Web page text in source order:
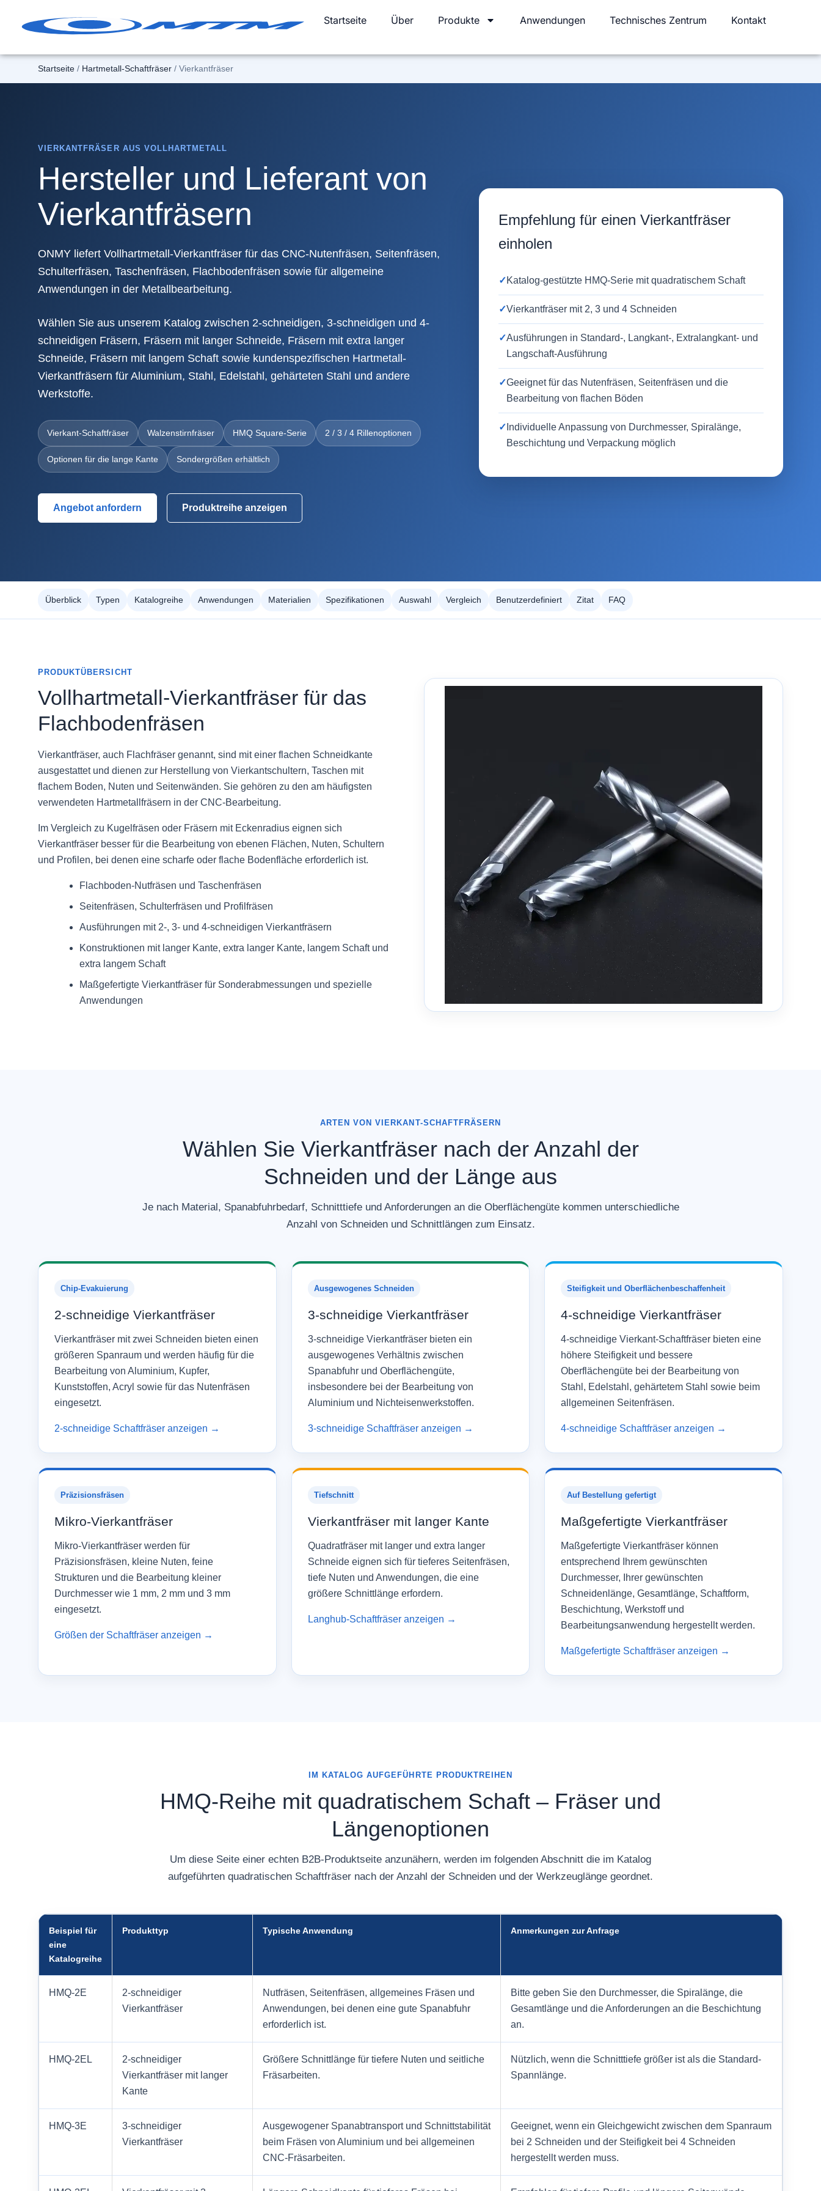
Inhalt
Startseite Über Produkte Anwendungen Technisches Zentrum Kontakt
Startseite / Hartmetall-Schaftfräser / Vierkantfräser
VIERKANTFRÄSER AUS VOLLHARTMETALL
Hersteller und Lieferant von
Vierkantfräsern
ONMY liefert Vollhartmetall-Vierkantfräser für das CNC-Nutenfräsen, Seitenfräsen,
Schulterfräsen, Taschenfräsen, Flachbodenfräsen sowie für allgemeine
Anwendungen in der Metallbearbeitung.
Wählen Sie aus unserem Katalog zwischen 2-schneidigen, 3-schneidigen und 4-
schneidigen Fräsern, Fräsern mit langer Schneide, Fräsern mit extra langer
Schneide, Fräsern mit langem Schaft sowie kundenspezifischen Hartmetall-
Vierkantfräsern für Aluminium, Stahl, Edelstahl, gehärteten Stahl und andere
Werkstoffe.
Vierkant-Schaftfräser Walzenstirnfräser HMQ Square-Serie 2 / 3 / 4 Rillenoptionen
Optionen für die lange Kante Sondergrößen erhältlich
Angebot anfordern Produktreihe anzeigen
Empfehlung für einen Vierkantfräser
einholen
✓Katalog-gestützte HMQ-Serie mit quadratischem Schaft
✓Vierkantfräser mit 2, 3 und 4 Schneiden
✓Ausführungen in Standard-, Langkant-, Extralangkant- und
Langschaft-Ausführung
✓Geeignet für das Nutenfräsen, Seitenfräsen und die
Bearbeitung von flachen Böden
✓ Individuelle Anpassung von Durchmesser, Spiralänge,
Beschichtung und Verpackung möglich
Überblick Typen Katalogreihe Anwendungen Materialien Spezifikationen Auswahl Vergleich Benutzerdefiniert Zitat FAQ
PRODUKTÜBERSICHT
Vollhartmetall-Vierkantfräser für das
Flachbodenfräsen
Vierkantfräser, auch Flachfräser genannt, sind mit einer flachen Schneidkante
ausgestattet und dienen zur Herstellung von Vierkantschultern, Taschen mit
flachem Boden, Nuten und Seitenwänden. Sie gehören zu den am häufigsten
verwendeten Hartmetallfräsern in der CNC-Bearbeitung.
Im Vergleich zu Kugelfräsen oder Fräsern mit Eckenradius eignen sich
Vierkantfräser besser für die Bearbeitung von ebenen Flächen, Nuten, Schultern
und Profilen, bei denen eine scharfe oder flache Bodenfläche erforderlich ist.
Flachboden-Nutfräsen und Taschenfräsen
Seitenfräsen, Schulterfräsen und Profilfräsen
Ausführungen mit 2-, 3- und 4-schneidigen Vierkantfräsern
Konstruktionen mit langer Kante, extra langer Kante, langem Schaft und
extra langem Schaft
Maßgefertigte Vierkantfräser für Sonderabmessungen und spezielle
Anwendungen
ARTEN VON VIERKANT-SCHAFTFRÄSERN
Wählen Sie Vierkantfräser nach der Anzahl der
Schneiden und der Länge aus
Je nach Material, Spanabfuhrbedarf, Schnitttiefe und Anforderungen an die Oberflächengüte kommen unterschiedliche
Anzahl von Schneiden und Schnittlängen zum Einsatz.
Chip-Evakuierung
2-schneidige Vierkantfräser
Vierkantfräser mit zwei Schneiden bieten einen
größeren Spanraum und werden häufig für die
Bearbeitung von Aluminium, Kupfer,
Kunststoffen, Acryl sowie für das Nutenfräsen
eingesetzt.
2-schneidige Schaftfräser anzeigen →
Ausgewogenes Schneiden
3-schneidige Vierkantfräser
3-schneidige Vierkantfräser bieten ein
ausgewogenes Verhältnis zwischen
Spanabfuhr und Oberflächengüte,
insbesondere bei der Bearbeitung von
Aluminium und Nichteisenwerkstoffen.
3-schneidige Schaftfräser anzeigen →
Steifigkeit und Oberflächenbeschaffenheit
4-schneidige Vierkantfräser
4-schneidige Vierkant-Schaftfräser bieten eine
höhere Steifigkeit und bessere
Oberflächengüte bei der Bearbeitung von
Stahl, Edelstahl, gehärtetem Stahl sowie beim
allgemeinen Seitenfräsen.
4-schneidige Schaftfräser anzeigen →
Präzisionsfräsen
Mikro-Vierkantfräser
Mikro-Vierkantfräser werden für
Präzisionsfräsen, kleine Nuten, feine
Strukturen und die Bearbeitung kleiner
Durchmesser wie 1 mm, 2 mm und 3 mm
eingesetzt.
Größen der Schaftfräser anzeigen →
Tiefschnitt
Vierkantfräser mit langer Kante
Quadratfräser mit langer und extra langer
Schneide eignen sich für tieferes Seitenfräsen,
tiefe Nuten und Anwendungen, die eine
größere Schnittlänge erfordern.
Langhub-Schaftfräser anzeigen →
Auf Bestellung gefertigt
Maßgefertigte Vierkantfräser
Maßgefertigte Vierkantfräser können
entsprechend Ihrem gewünschten
Durchmesser, Ihrer gewünschten
Schneidenlänge, Gesamtlänge, Schaftform,
Beschichtung, Werkstoff und
Bearbeitungsanwendung hergestellt werden.
Maßgefertigte Schaftfräser anzeigen →
IM KATALOG AUFGEFÜHRTE PRODUKTREIHEN
HMQ-Reihe mit quadratischem Schaft – Fräser und
Längenoptionen
Um diese Seite einer echten B2B-Produktseite anzunähern, werden im folgenden Abschnitt die im Katalog
aufgeführten quadratischen Schaftfräser nach der Anzahl der Schneiden und der Werkzeuglänge geordnet.
Beispiel für
eine
Katalogreihe
Produkttyp Typische Anwendung Anmerkungen zur Anfrage
HMQ-2E
2-schneidiger
Vierkantfräser
Nutfräsen, Seitenfräsen, allgemeines Fräsen und
Anwendungen, bei denen eine gute Spanabfuhr
erforderlich ist.
Bitte geben Sie den Durchmesser, die Spiralänge, die
Gesamtlänge und die Anforderungen an die Beschichtung
an.
HMQ-2EL
2-schneidiger
Vierkantfräser mit langer
Kante
Größere Schnittlänge für tiefere Nuten und seitliche
Fräsarbeiten.
Nützlich, wenn die Schnitttiefe größer ist als die Standard-
Spannlänge.
HMQ-3E
3-schneidiger
Vierkantfräser
Ausgewogener Spanabtransport und Schnittstabilität
beim Fräsen von Aluminium und bei allgemeinen
CNC-Fräsarbeiten.
Geeignet, wenn ein Gleichgewicht zwischen dem Spanraum
bei 2 Schneiden und der Steifigkeit bei 4 Schneiden
hergestellt werden muss.